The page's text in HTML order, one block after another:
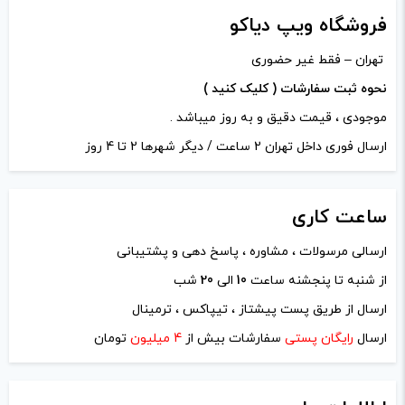
دیدگاه شما*
نام*
ایمیل*
فروشگاه ویپ دیاکو
تهران – فقط غیر حضوری
نحوه ثبت سفارشات ( کلیک کنید )
موجودی ، قیمت دقیق و به روز میباشد .
ارسال فوری داخل تهران 2 ساعت / دیگر شهرها 2 تا 4 روز
ساعت کاری
ارسالی مرسولات ، مشاوره ، پاسخ دهی و پشتیبانی
از شنبه تا پنجشنه ساعت 10 الی 20 شب
ارسال از طریق پست پیشتاز ، تیپاکس ، ترمینال
ارسال رایگان پستی سفارشات بیش از 4 میلیون تومان